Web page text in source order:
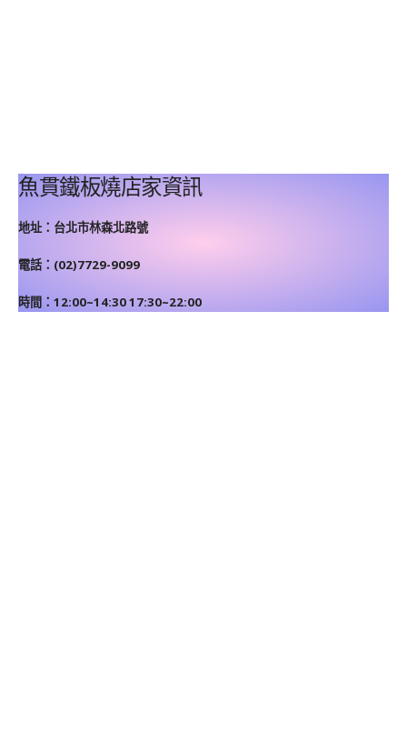
魚貫鐵板燒店家資訊
地址：台北市林森北路號
電話：(02)7729-9099
時間：12:00~14:30 17:30~22:00